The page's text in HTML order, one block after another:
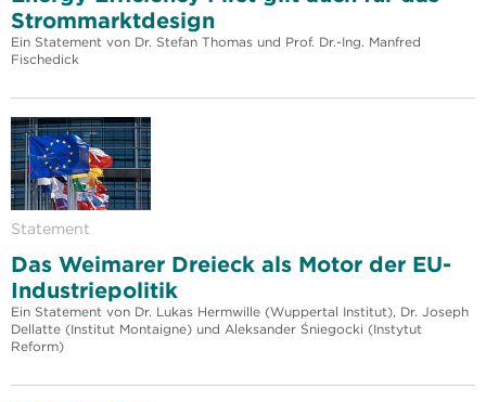
Strommarktdesign
Ein Statement von Dr. Stefan Thomas und Prof. Dr.-Ing. Manfred
Fischedick
Statement
Das Weimarer Dreieck als Motor der EU-
Industriepolitik
Ein Statement von Dr. Lukas Hermwille (Wuppertal Institut), Dr. Joseph
Dellatte (Institut Montaigne) und Aleksander Śniegocki (Instytut
Reform)